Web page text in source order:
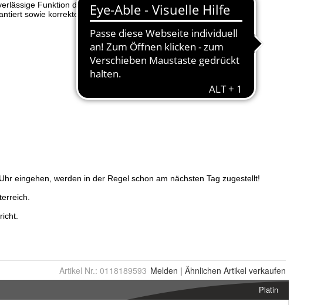
Artikel Nr.: 0118189593 Melden | Ähnlichen Artikel verkaufen
Platin